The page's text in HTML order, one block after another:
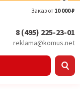
Заказ от 10 000 ₽
8 (495) 225-23-01
reklama@komus.net